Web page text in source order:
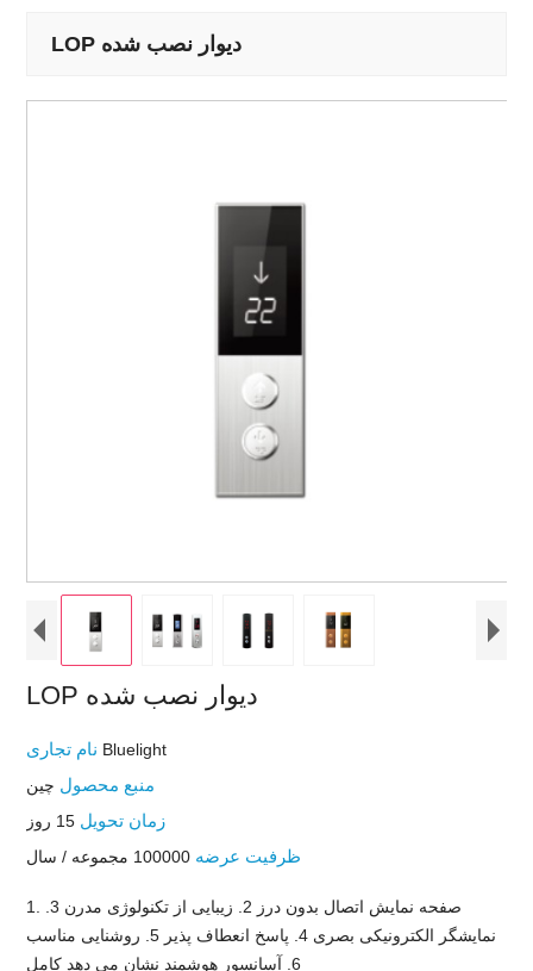
LOP دیوار نصب شده
LOP دیوار نصب شده
Bluelight
منبع محصول چين
زمان تحویل 15 روز
ظرفیت عرضه 100000 مجموعه / سال
1. صفحه نمایش اتصال بدون درز 2. زیبایی از تکنولوژی مدرن 3.
نمایشگر الکترونیکی بصری 4. پاسخ انعطاف پذیر 5. روشنایی مناسب
6. آسانسور هوشمند نشان می دهد کامل